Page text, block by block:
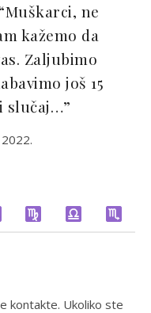
ne
kažemo da
Zaljubimo
još 15
slučaj…”
kontakte. Ukoliko ste